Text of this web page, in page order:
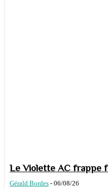
Le Violette AC frappe
Gérald Bordes - 06/08/26